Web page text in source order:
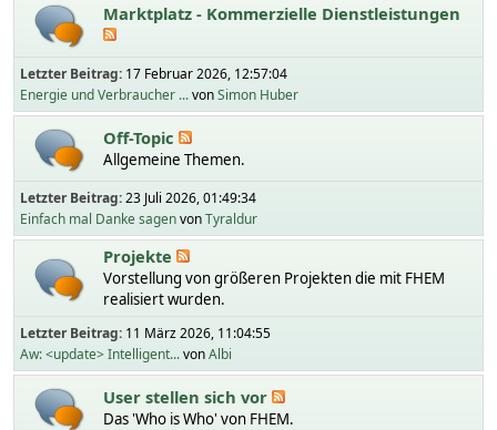
Marktplatz - Kommerzielle Dienstleistungen
Letzter Beitrag: 17 Februar 2026, 12:57:04
Energie und Verbraucher ...vonSimon Huber
Off-Topic
Allgemeine Themen.
Letzter Beitrag:23 Juli 2026, 01:49:34
Einfach mal Danke sagenvonTyraldur
Projekte
Vorstellung von größeren Projekten die mit FHEM
realisiert wurden.
Letzter Beitrag: 11 März 2026, 11:04:55
Aw: <update> Intelligent...vonAlbi
User stellen sich vor
Das 'Who is Who' von FHEM.